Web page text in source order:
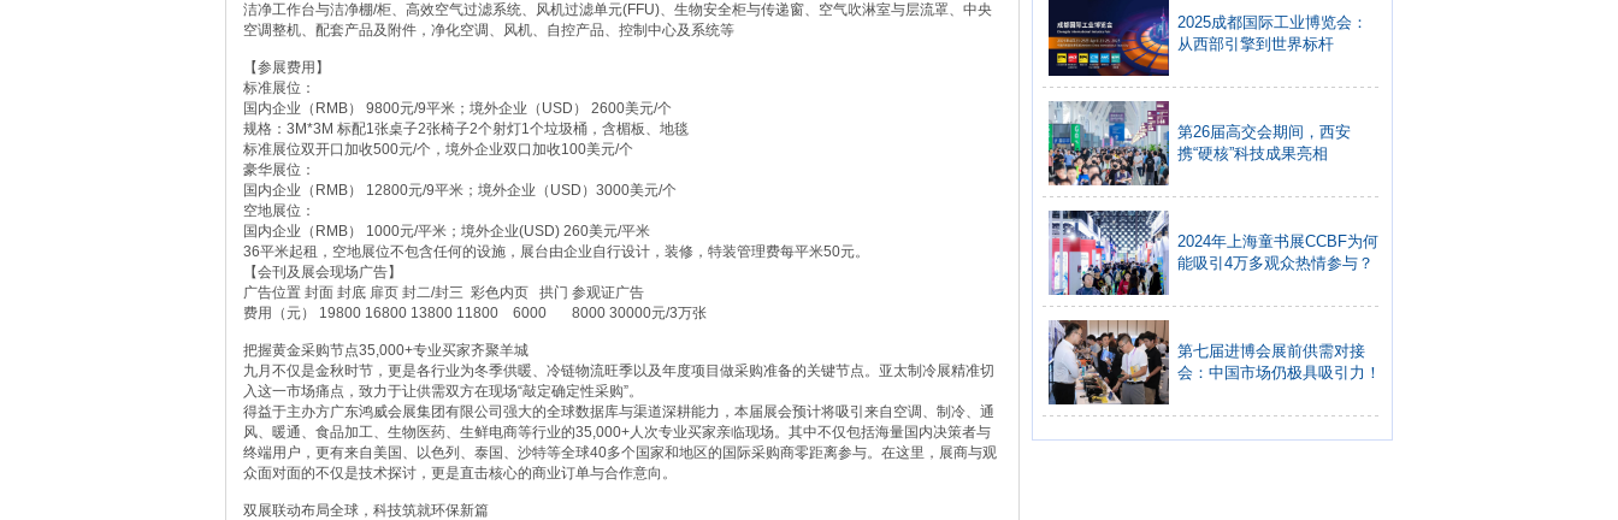
洁净工作台与洁净棚/柜、高效空气过滤系统、风机过滤单元(FFU)、生物安全柜与传递窗、空气吹淋室与层流罩、中央
空调整机、配套产品及附件，净化空调、风机、自控产品、控制中心及系统等
【参展费用】
标准展位：
国内企业（RMB） 9800元/9平米；境外企业（USD） 2600美元/个
规格：3M*3M 标配1张桌子2张椅子2个射灯1个垃圾桶，含楣板、地毯
标准展位双开口加收500元/个，境外企业双口加收100美元/个
豪华展位：
国内企业（RMB） 12800元/9平米；境外企业（USD）3000美元/个
空地展位：
国内企业（RMB） 1000元/平米；境外企业(USD) 260美元/平米
36平米起租，空地展位不包含任何的设施，展台由企业自行设计，装修，特装管理费每平米50元。
【会刊及展会现场广告】
广告位置 封面 封底 扉页 封二/封三 彩色内页 拱门 参观证广告
费用（元） 19800 16800 13800 11800 6000 8000 30000元/3万张
把握黄金采购节点35,000+专业买家齐聚羊城
九月不仅是金秋时节，更是各行业为冬季供暖、冷链物流旺季以及年度项目做采购准备的关键节点。亚太制冷展精准切
入这一市场痛点，致力于让供需双方在现场“敲定确定性采购”。
得益于主办方广东鸿威会展集团有限公司强大的全球数据库与渠道深耕能力，本届展会预计将吸引来自空调、制冷、通
风、暖通、食品加工、生物医药、生鲜电商等行业的35,000+人次专业买家亲临现场。其中不仅包括海量国内决策者与
终端用户，更有来自美国、以色列、泰国、沙特等全球40多个国家和地区的国际采购商零距离参与。在这里，展商与观
众面对面的不仅是技术探讨，更是直击核心的商业订单与合作意向。
双展联动布局全球，科技筑就环保新篇
2025成都国际工业博览会：
从西部引擎到世界标杆
第26届高交会期间，西安
携“硬核”科技成果亮相
2024年上海童书展CCBF为何
能吸引4万多观众热情参与？
第七届进博会展前供需对接
会：中国市场仍极具吸引力！